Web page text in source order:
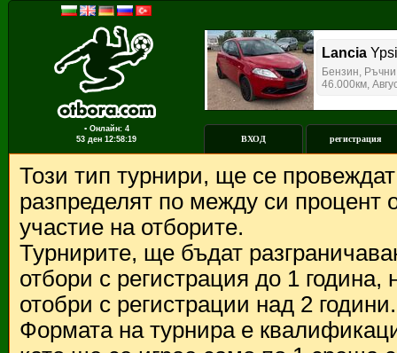
▪ Онлайн: 4
53 ден 12:58:19 ВХОД регистрация
Този тип турнири, ще се
разпределят по между си процент
участие на отборите.
Турнирите, ще бъдат
отбори с регистрация до 1
отобри с регистрации над 2 години.
Формата на турнира е